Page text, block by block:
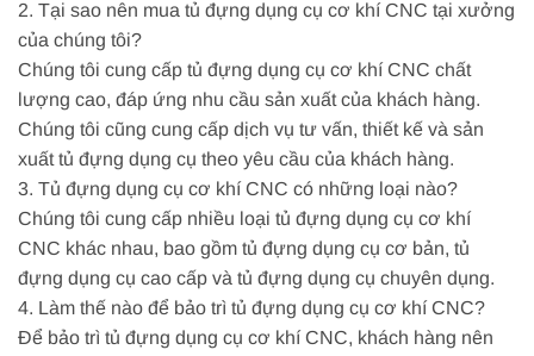
2. Tại sao nên mua tủ đựng dụng cụ cơ khí CNC tại xưởng
của chúng tôi?
Chúng tôi cung cấp tủ đựng dụng cụ cơ khí CNC chất
lượng cao, đáp ứng nhu cầu sản xuất của khách hàng.
Chúng tôi cũng cung cấp dịch vụ tư vấn, thiết kế và sản
xuất tủ đựng dụng cụ theo yêu cầu của khách hàng.
3. Tủ đựng dụng cụ cơ khí CNC có những loại nào?
Chúng tôi cung cấp nhiều loại tủ đựng dụng cụ cơ khí
CNC khác nhau, bao gồm tủ đựng dụng cụ cơ bản, tủ
đựng dụng cụ cao cấp và tủ đựng dụng cụ chuyên dụng.
4. Làm thế nào để bảo trì tủ đựng dụng cụ cơ khí CNC?
Để bảo trì tủ đựng dụng cụ cơ khí CNC, khách hàng nên